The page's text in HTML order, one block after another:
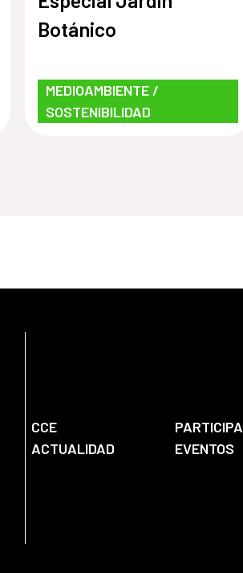
Paraguay
Botánico
MEDIOAMBIENTE /
SOSTENIBILIDAD
CCE PARTICIPA
ACTUALIDAD
EVENTOS